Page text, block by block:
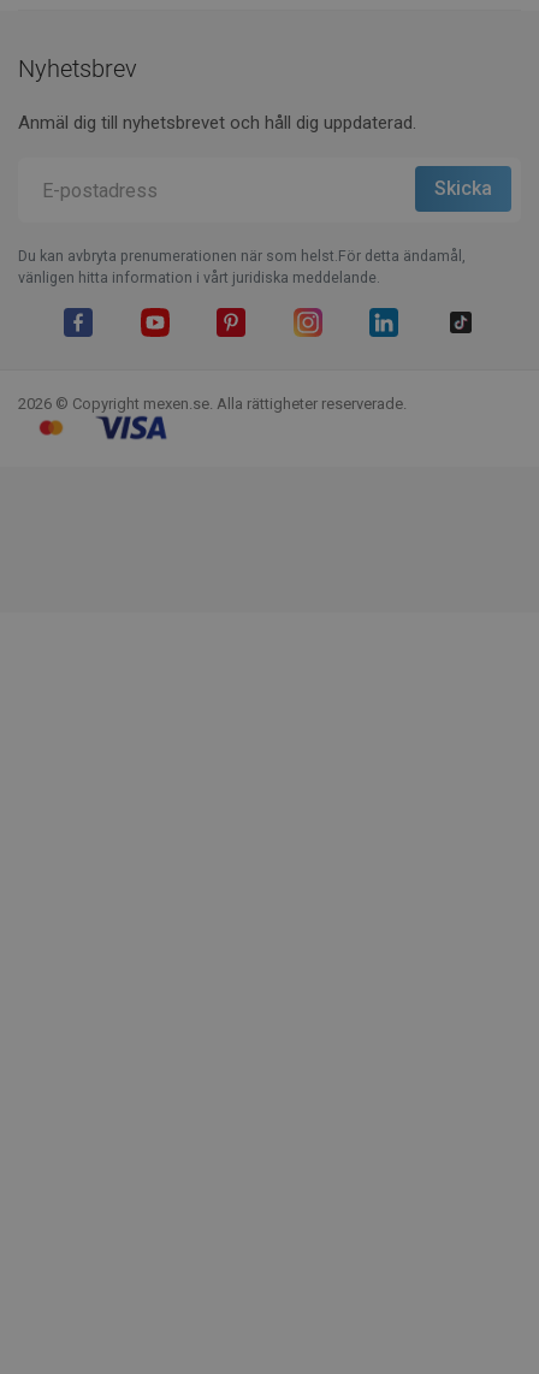
Nyhetsbrev
Anmäl dig till nyhetsbrevet och håll dig uppdaterad.
Du kan avbryta prenumerationen när som helst.För detta ändamål,
vänligen hitta information i vårt juridiska meddelande.
2026 © Copyright mexen.se. Alla rättigheter reserverade.